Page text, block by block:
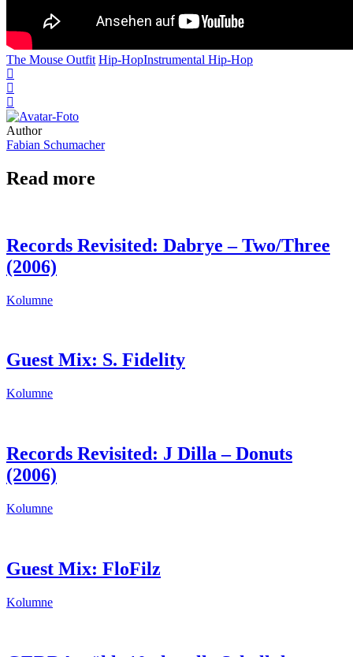
The Mouse Outfit Hip-HopInstrumental Hip-Hop
Author
Fabian Schumacher
Read more
Records Revisited: Dabrye – Two/Three
(2006)
Kolumne
Guest Mix: S. Fidelity
Kolumne
Records Revisited: J Dilla – Donuts
(2006)
Kolumne
Guest Mix: FloFilz
Kolumne